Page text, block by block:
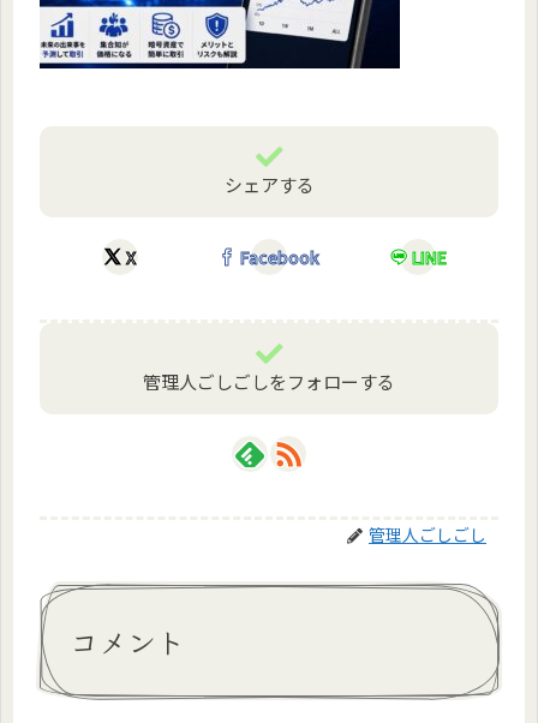
シェアする
X Facebook LINE
管理人ごしごしをフォローする
管理人ごしごし
コメント